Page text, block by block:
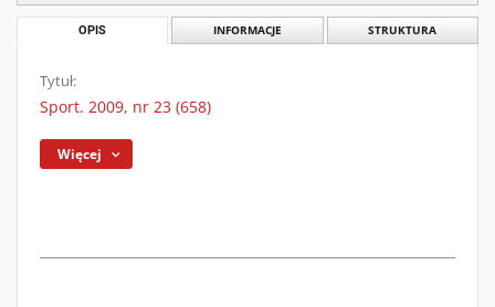
OPIS INFORMACJE STRUKTURA
Tytuł:
Sport. 2009, nr 23 (658)
Więcej